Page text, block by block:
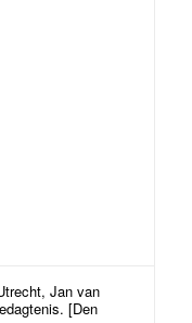
Jan van
[Den